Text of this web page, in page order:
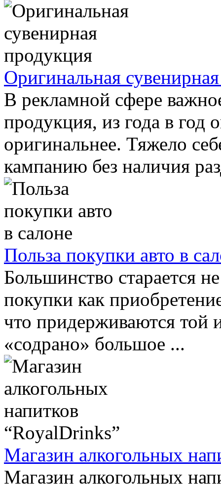
Оригинальная
В рекламной сфере
продукция, из года в год
оригинальнее. Тяжело
кампанию без наличия
Польза покупки авто в
Большинство старается
покупки как
что придерживаются той
«содрано» большое ...
Магазин алкогольных
Магазин алкогольных